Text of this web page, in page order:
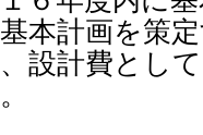
本計画を策
設計費とし